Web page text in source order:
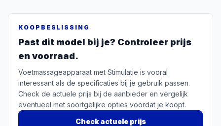
KOOPBESLISSING
Past dit model bij je? Controleer prijs
en voorraad.
Voetmassageapparaat met Stimulatie is vooral
interessant als de specificaties bij je gebruik passen.
Check de actuele prijs bij de aanbieder en vergelijk
eventueel met soortgelijke opties voordat je koopt.
Check actuele prijs